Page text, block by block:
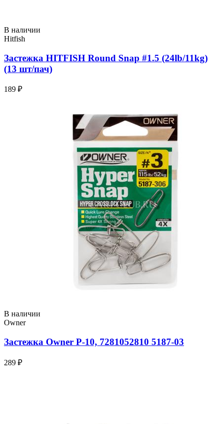
В наличии
Hitfish
Застежка HITFISH Round Snap #1.5 (24lb/11kg)
(13 шт/пач)
189 ₽
В наличии
Owner
Застежка Owner P-10, 7281052810 5187-03
289 ₽